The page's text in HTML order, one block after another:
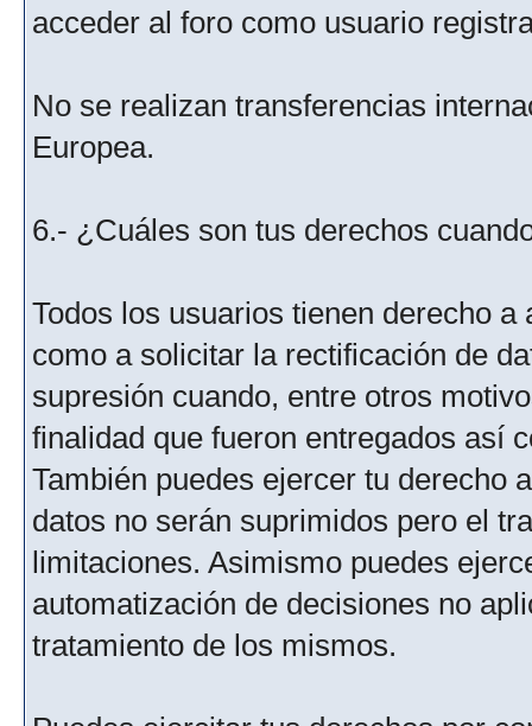
acceder al foro como usuario
No se realizan transferencias
Europea.
6.- ¿Cuáles son tus derechos
Todos los usuarios tienen derecho
como a solicitar la rectificación de
supresión cuando, entre otros
finalidad que fueron entregados así
También puedes ejercer tu derecho
datos no serán suprimidos pero el
limitaciones. Asimismo puedes
automatización de decisiones no
tratamiento de los mismos.